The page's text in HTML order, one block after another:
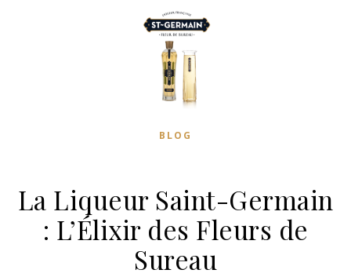
BLOG
La Liqueur Saint-Germain
: L’Élixir des Fleurs de
Sureau